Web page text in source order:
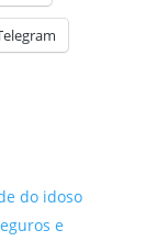
do idoso
e